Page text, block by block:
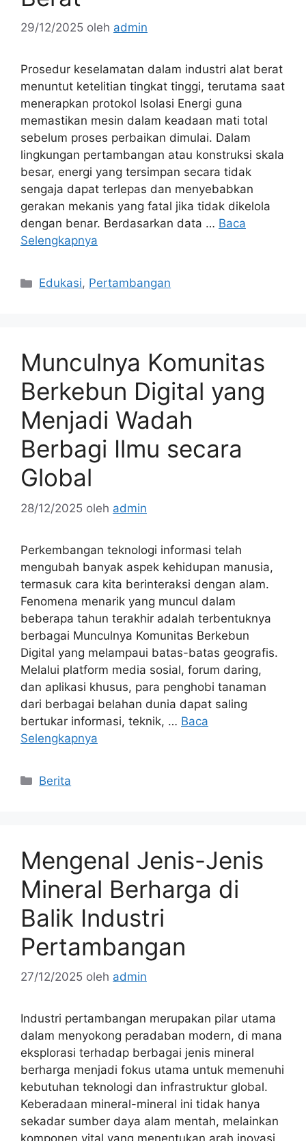
29/12/2025 oleh admin
Prosedur keselamatan dalam industri alat berat
menuntut ketelitian tingkat tinggi, terutama saat
menerapkan protokol Isolasi Energi guna
memastikan mesin dalam keadaan mati total
sebelum proses perbaikan dimulai. Dalam
lingkungan pertambangan atau konstruksi skala
besar, energi yang tersimpan secara tidak
sengaja dapat terlepas dan menyebabkan
gerakan mekanis yang fatal jika tidak dikelola
dengan benar. Berdasarkan data … Baca
Selengkapnya
Kategori
Edukasi, Pertambangan
Munculnya Komunitas
Berkebun Digital yang
Menjadi Wadah
Berbagi Ilmu secara
Global
28/12/2025 oleh admin
Perkembangan teknologi informasi telah
mengubah banyak aspek kehidupan manusia,
termasuk cara kita berinteraksi dengan alam.
Fenomena menarik yang muncul dalam
beberapa tahun terakhir adalah terbentuknya
berbagai Munculnya Komunitas Berkebun
Digital yang melampaui batas-batas geografis.
Melalui platform media sosial, forum daring,
dan aplikasi khusus, para penghobi tanaman
dari berbagai belahan dunia dapat saling
bertukar informasi, teknik, … Baca
Selengkapnya
Kategori
Berita
Mengenal Jenis-Jenis
Mineral Berharga di
Balik Industri
Pertambangan
27/12/2025 oleh admin
Industri pertambangan merupakan pilar utama
dalam menyokong peradaban modern, di mana
eksplorasi terhadap berbagai jenis mineral
berharga menjadi fokus utama untuk memenuhi
kebutuhan teknologi dan infrastruktur global.
Keberadaan mineral-mineral ini tidak hanya
sekadar sumber daya alam mentah, melainkan